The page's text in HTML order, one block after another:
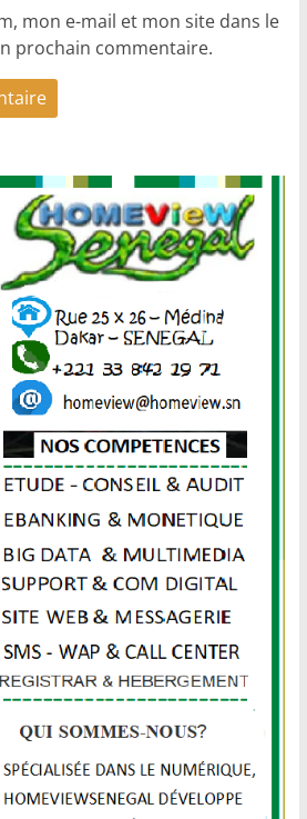
mon e-mail et mon site dans le
prochain commentaire.